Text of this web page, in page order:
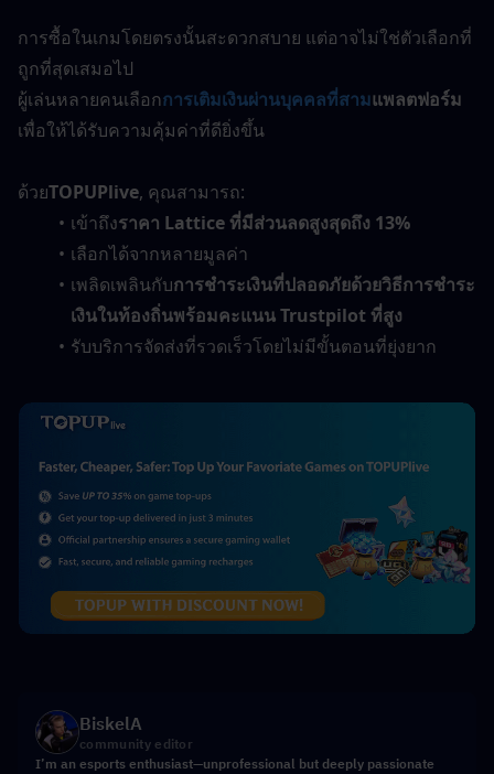
การซื้อในเกมโดยตรงนั้นสะดวกสบาย แต่อาจไม่ใช่ตัวเลือกที่
ถูกที่สุดเสมอไป
ผู้เล่นหลายคนเลือกการเติมเงินผ่านบุคคลที่สามแพลตฟอร์ม
เพื่อให้ได้รับความคุ้มค่าที่ดียิ่งขึ้น
ด้วยTOPUPlive, คุณสามารถ:
เข้าถึงราคา Lattice ที่มีส่วนลดสูงสุดถึง 13%
เลือกได้จากหลายมูลค่า
เพลิดเพลินกับการชำระเงินที่ปลอดภัยด้วยวิธีการชำระ
เงินในท้องถิ่นพร้อมคะแนน Trustpilot ที่สูง
รับบริการจัดส่งที่รวดเร็วโดยไม่มีขั้นตอนที่ยุ่งยาก
BiskelA
community editor
I’m an esports enthusiast—unprofessional but deeply passionate